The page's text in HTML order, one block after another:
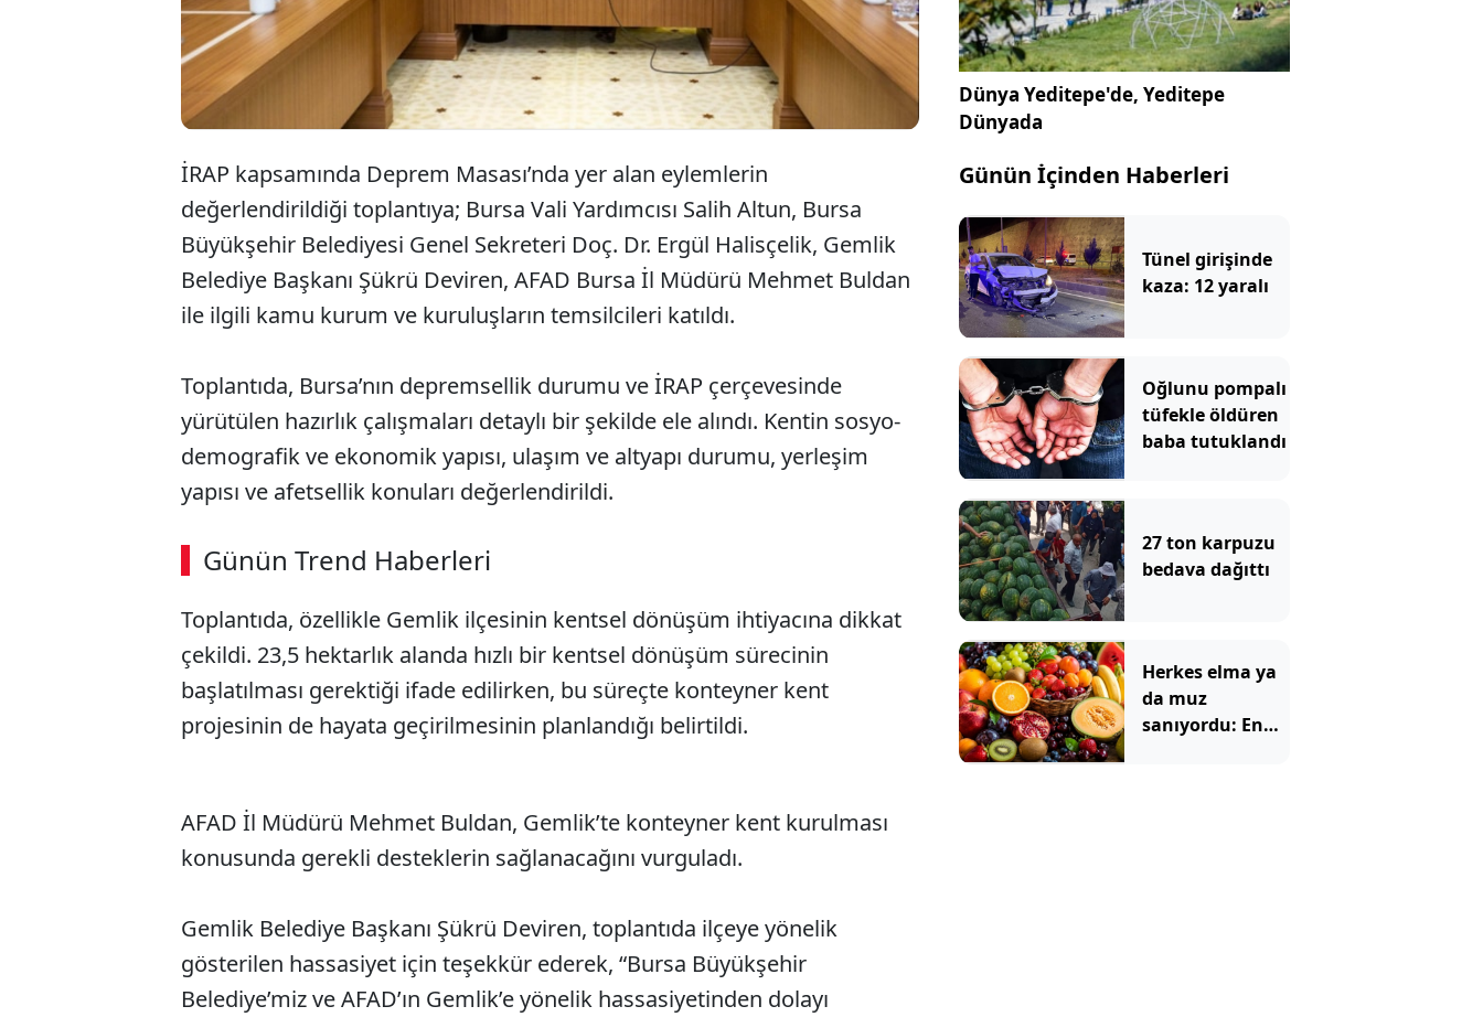
İRAP kapsamında Deprem Masası’nda yer alan eylemlerin
değerlendirildiği toplantıya; Bursa Vali Yardımcısı Salih Altun, Bursa
Büyükşehir Belediyesi Genel Sekreteri Doç. Dr. Ergül Halisçelik, Gemlik
Belediye Başkanı Şükrü Deviren, AFAD Bursa İl Müdürü Mehmet Buldan
ile ilgili kamu kurum ve kuruluşların temsilcileri katıldı.
Toplantıda, Bursa’nın depremsellik durumu ve İRAP çerçevesinde
yürütülen hazırlık çalışmaları detaylı bir şekilde ele alındı. Kentin sosyo-
demografik ve ekonomik yapısı, ulaşım ve altyapı durumu, yerleşim
yapısı ve afetsellik konuları değerlendirildi.
Günün Trend Haberleri
SÖZCÜ SON DAKİKA
Toplantıda, özellikle Gemlik ilçesinin kentsel dönüşüm ihtiyacına dikkat
çekildi. 23,5 hektarlık alanda hızlı bir kentsel dönüşüm sürecinin
başlatılması gerektiği ifade edilirken, bu süreçte konteyner kent
projesinin de hayata geçirilmesinin planlandığı belirtildi.
AFAD İl Müdürü Mehmet Buldan, Gemlik’te konteyner kent kurulması
konusunda gerekli desteklerin sağlanacağını vurguladı.
Gemlik Belediye Başkanı Şükrü Deviren, toplantıda ilçeye yönelik
gösterilen hassasiyet için teşekkür ederek, “Bursa Büyükşehir
Belediye’miz ve AFAD’ın Gemlik’e yönelik hassasiyetinden dolayı
Dünya Yeditepe'de, Yeditepe
Dünyada
Günün İçinden Haberleri
Tünel girişinde
kaza: 12 yaralı
Oğlunu pompalı
tüfekle öldüren
baba tutuklandı
27 ton karpuzu
bedava dağıttı
Herkes elma ya
da muz
sanıyordu: En